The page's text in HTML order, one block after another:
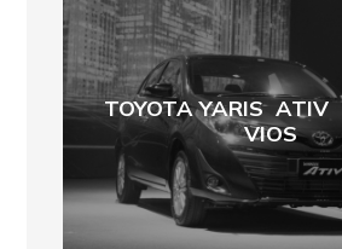
TOYOTA YARIS
VIOS